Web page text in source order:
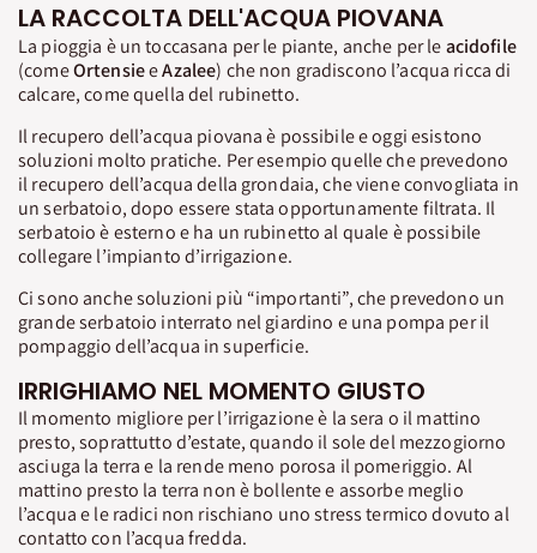
LA RACCOLTA DELL'ACQUA PIOVANA
La pioggia è un toccasana per le piante, anche per leacidofile
(comeOrtensieeAzalee) che non gradiscono l’acqua ricca di
calcare, come quella del rubinetto.
Il recupero dell’acqua piovana è possibile e oggi esistono
soluzioni molto pratiche. Per esempio quelle che prevedono
il recupero dell’acqua della grondaia, che viene convogliata in
un serbatoio, dopo essere stata opportunamente filtrata. Il
serbatoio è esterno e ha un rubinetto al quale è possibile
collegare l’impianto d’irrigazione.
Ci sono anche soluzioni più “importanti”, che prevedono un
grande serbatoio interrato nel giardino e una pompa per il
pompaggio dell’acqua in superficie.
IRRIGHIAMO NEL MOMENTO GIUSTO
Il momento migliore per l’irrigazione è la sera o il mattino
presto, soprattutto d’estate, quando il sole del mezzogiorno
asciuga la terra e la rende meno porosa il pomeriggio. Al
mattino presto la terra non è bollente e assorbe meglio
l’acqua e le radici non rischiano uno stress termico dovuto al
contatto con l’acqua fredda.